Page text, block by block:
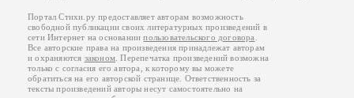
Портал Стихи.ру предоставляет авторам возможность
свободной публикации своих литературных произведений в
сети Интернет на основаниипользовательского договора.
Все авторские права на произведения принадлежат авторам
и охраняются законом. Перепечатка произведений возможна
только с согласия его автора, к которому вы можете
обратиться на его авторской странице. Ответственность за
тексты произведений авторы несут самостоятельно на